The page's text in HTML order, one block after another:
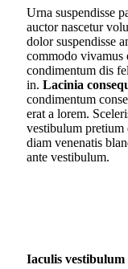
Urna suspendisse
auctor nascetur
dolor suspendisse
commodo vivamus
condimentum dis
in. Lacinia
condimentum
erat a lorem.
vestibulum pretium
diam venenatis
ante vestibulum.
Iaculis vestibulum